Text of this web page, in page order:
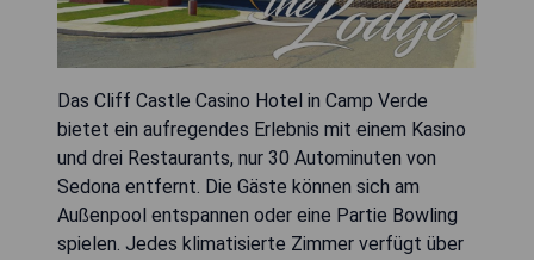
Das Cliff Castle Casino Hotel in Camp Verde
bietet ein aufregendes Erlebnis mit einem Kasino
und drei Restaurants, nur 30 Autominuten von
Sedona entfernt. Die Gäste können sich am
Außenpool entspannen oder eine Partie Bowling
spielen. Jedes klimatisierte Zimmer verfügt über